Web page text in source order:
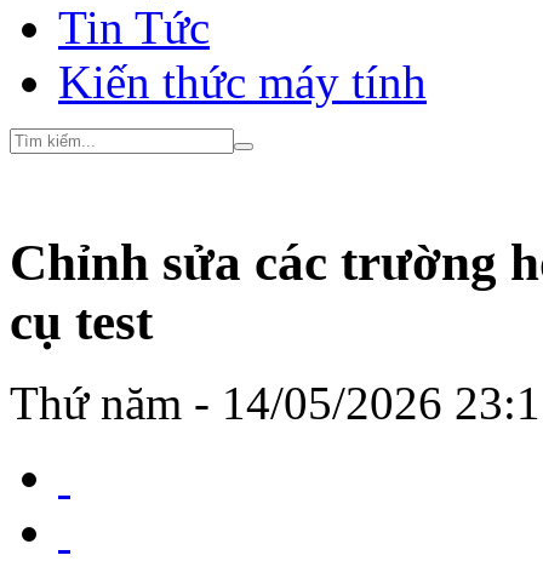
Tin Tức
Kiến thức máy tính
Chỉnh sửa các trường
cụ test
Thứ năm - 14/05/2026